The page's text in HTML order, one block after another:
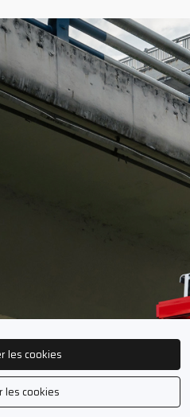
les cookies
les cookies